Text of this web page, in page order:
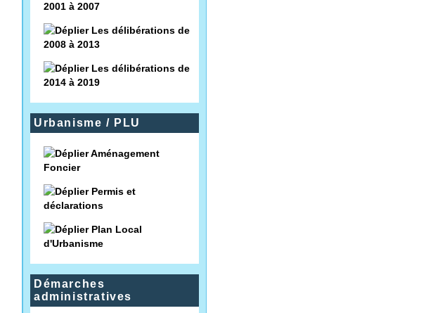
2001 à 2007
Les délibérations de
2008 à 2013
Les délibérations de
2014 à 2019
Urbanisme / PLU
Aménagement
Foncier
Permis et
déclarations
Plan Local
d'Urbanisme
Démarches
administratives